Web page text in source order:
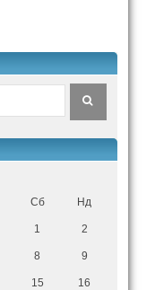
Сб Нд
1 2
8 9
15 16